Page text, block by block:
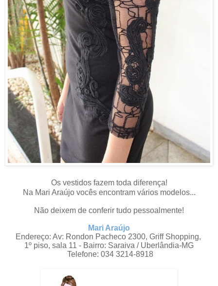
Os vestidos fazem toda diferença!
Na Mari Araújo vocês encontram vários modelos...
Não deixem de conferir tudo pessoalmente!
Mari Araújo
Endereço: Av: Rondon Pacheco 2300, Griff Shopping,
1º piso, sala 11 - Bairro: Saraiva / Uberlândia-MG
Telefone: 034 3214-8918